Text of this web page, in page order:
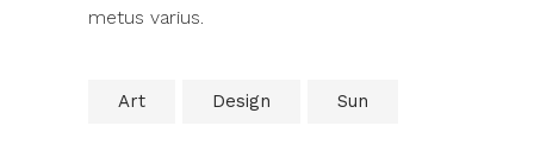
metus varius.
Art Design Sun